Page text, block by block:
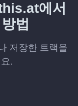
에서
법
저장한 트랙을
.